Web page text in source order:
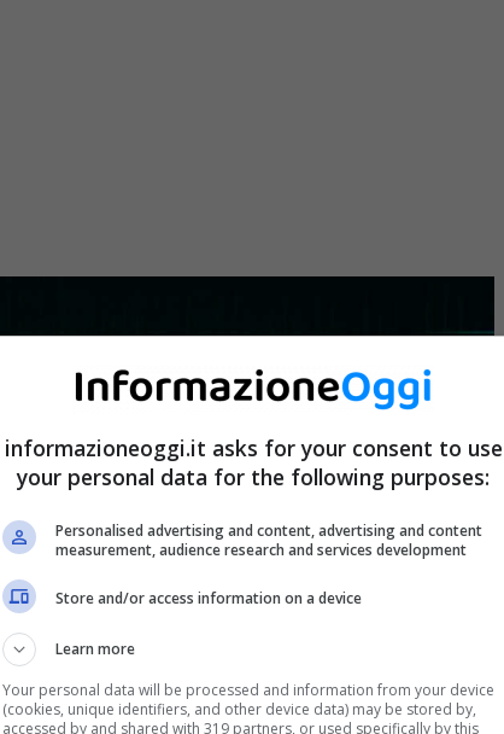
informazioneoggi.it asks for your consent to use
your personal data for the following purposes:
Personalised advertising and content, advertising and content
measurement, audience research and services development
Store and/or access information on a device
Learn more
Your personal data will be processed and information from your device
(cookies, unique identifiers, and other device data) may be stored by,
accessed by and shared with 319 partners, or used specifically by this